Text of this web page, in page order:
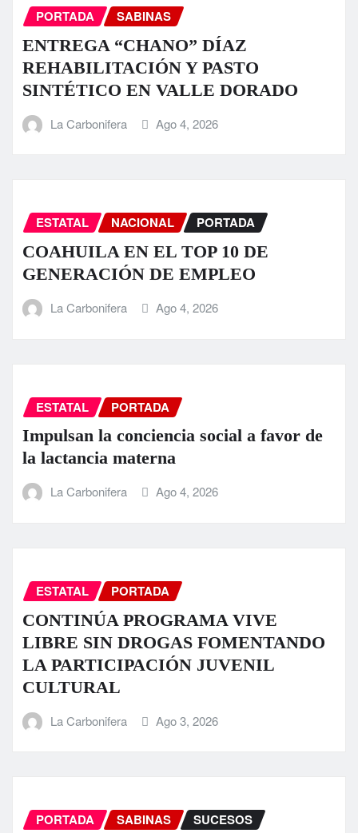
PORTADA SABINAS
ENTREGA “CHANO” DÍAZ
REHABILITACIÓN Y PASTO
SINTÉTICO EN VALLE DORADO
La Carbonifera Ago 4, 2026
ESTATAL NACIONAL PORTADA
COAHUILA EN EL TOP 10 DE
GENERACIÓN DE EMPLEO
La Carbonifera Ago 4, 2026
ESTATAL PORTADA
Impulsan la conciencia social a favor de
la lactancia materna
La Carbonifera Ago 4, 2026
ESTATAL PORTADA
CONTINÚA PROGRAMA VIVE
LIBRE SIN DROGAS FOMENTANDO
LA PARTICIPACIÓN JUVENIL
CULTURAL
La Carbonifera Ago 3, 2026
PORTADA SABINAS SUCESOS